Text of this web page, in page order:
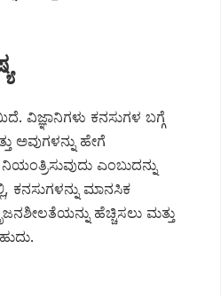
ವಿಜ್ಞಾನಿಗಳು ಕನಸುಗಳ ಬಗ್ಗೆ
ಅವುಗಳನ್ನು ಹೇಗೆ
ಎಂಬುದನ್ನು
ಕನಸುಗಳನ್ನು ಮಾನಸಿಕ
ಹೆಚ್ಚಿಸಲು ಮತ್ತು